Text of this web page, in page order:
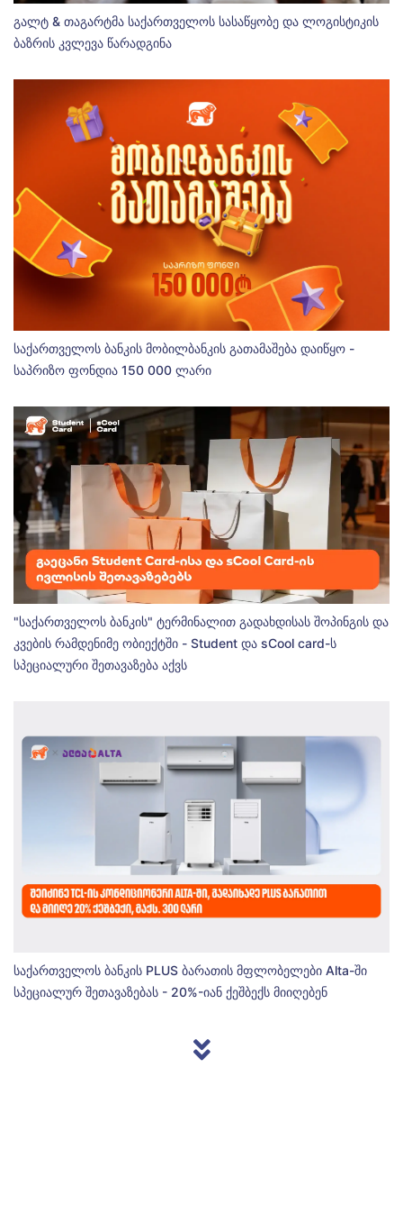
გალტ & თაგარტმა საქართველოს სასაწყობე და ლოგისტიკის
ბაზრის კვლევა წარადგინა
საქართველოს ბანკის მობილბანკის გათამაშება დაიწყო -
საპრიზო ფონდია 150 000 ლარი
"საქართველოს ბანკის" ტერმინალით გადახდისას შოპინგის და
კვების რამდენიმე ობიექტში - Student და sCool card-ს
სპეციალური შეთავაზება აქვს
საქართველოს ბანკის PLUS ბარათის მფლობელები Alta-ში
სპეციალურ შეთავაზებას - 20%-იან ქეშბექს მიიღებენ